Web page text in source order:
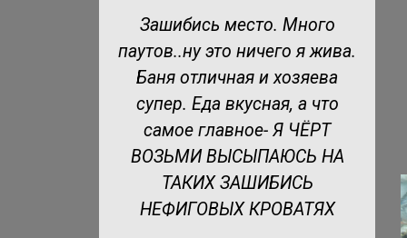
Отличное место для
любителей рыбалки. Были в
2018 и собираемся вновь в
этом году. Только
положительные эмоции
Ангелина С